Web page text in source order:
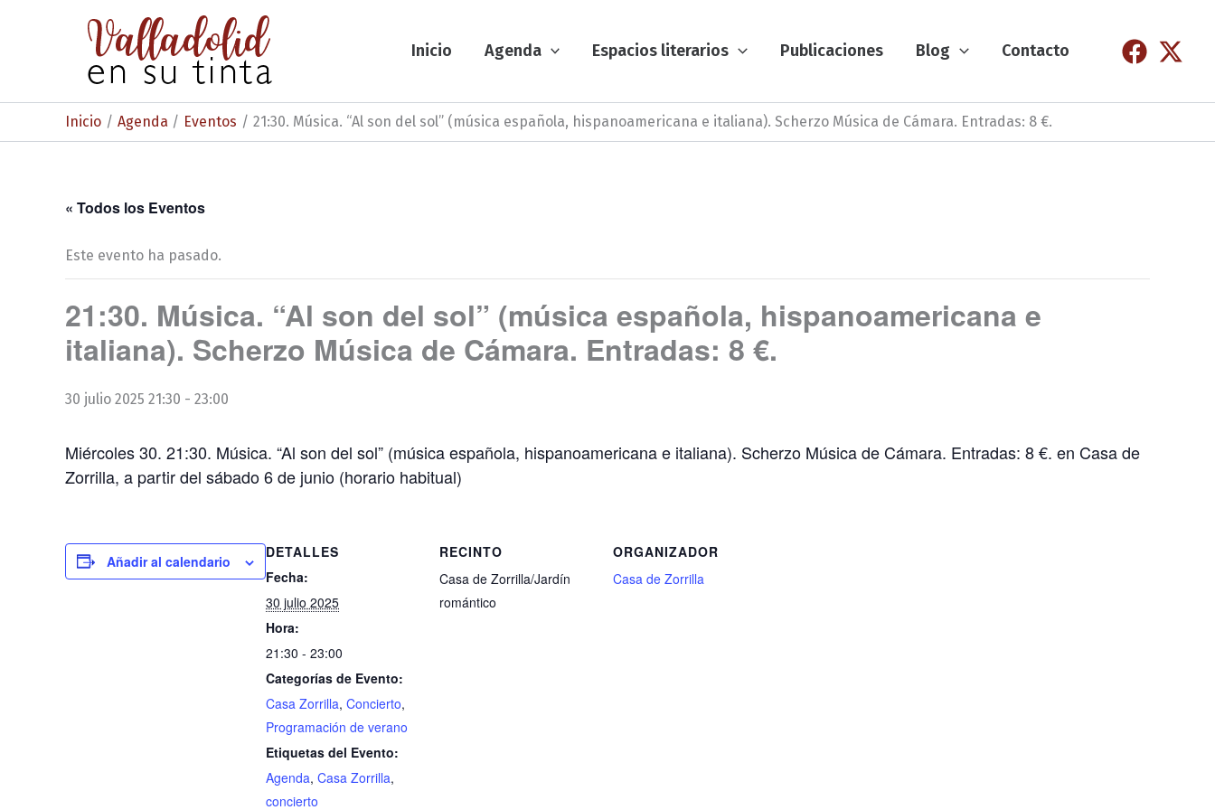
Inicio Agenda Espacios literarios Publicaciones Blog Contacto
Inicio Agenda Eventos 21:30. Música. “Al son del sol” (música española, hispanoamericana e italiana). Scherzo Música de Cámara. Entradas: 8 €.
« Todos los Eventos
Este evento ha pasado.
21:30. Música. “Al son del sol” (música española, hispanoamericana e
italiana). Scherzo Música de Cámara. Entradas: 8 €.
30 julio 2025 21:30 - 23:00
Miércoles 30. 21:30. Música. “Al son del sol” (música española, hispanoamericana e italiana). Scherzo Música de Cámara. Entradas: 8 €. en Casa de
Zorrilla, a partir del sábado 6 de junio (horario habitual)
Añadir al calendario
DETALLES
Fecha:
30 julio 2025
Hora:
21:30 - 23:00
Categorías de Evento:
Casa Zorrilla, Concierto,
Programación de verano
Etiquetas del Evento:
Agenda, Casa Zorrilla,
concierto
RECINTO
Casa de Zorrilla/Jardín
romántico
ORGANIZADOR
Casa de Zorrilla